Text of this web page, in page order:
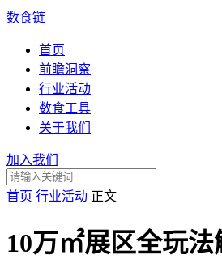
数食链
首页
前瞻洞察
行业活动
数食工具
关于我们
加入我们
首页 行业活动 正文
10万㎡展区全玩法